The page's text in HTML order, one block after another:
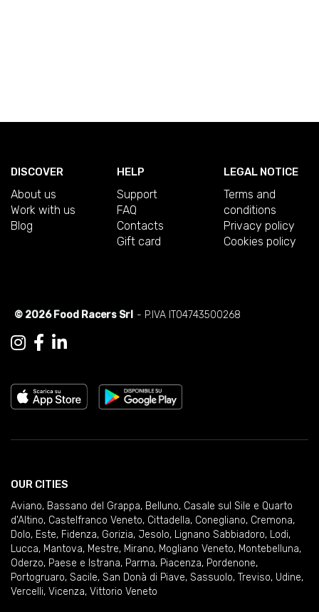
DISCOVER
About us
Work with us
Blog
HELP
Support
FAQ
Contacts
Gift card
LEGAL NOTICE
Terms and
conditions
Privacy policy
Cookies policy
© 2026 Food Racers Srl - P.IVA IT04743500268
OUR CITIES
Aviano, Bassano del Grappa, Belluno, Casale sul Sile e Quarto
d'Altino, Castelfranco Veneto, Cittadella, Conegliano, Cremona,
Dolo, Este, Fidenza, Gorizia, Jesolo, Lignano Sabbiadoro, Lodi,
Lucca, Mantova, Mestre, Mirano, Mogliano Veneto, Montebelluna,
Oderzo, Paese e Istrana, Parma, Piacenza, Pordenone,
Portogruaro, Sacile, San Donà di Piave, Sassuolo, Treviso, Udine,
Vercelli, Vicenza, Vittorio Veneto